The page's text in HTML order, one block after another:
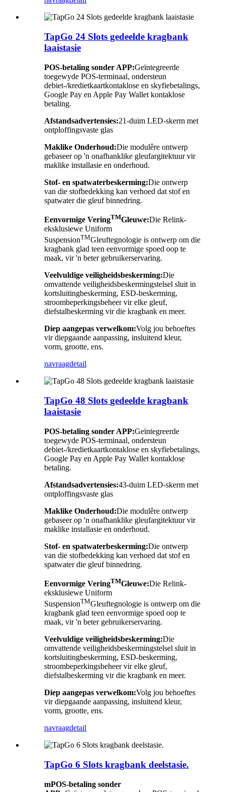
TapGo 24 Slots gedeelde kragbank
laaistasie
POS-betaling sonder APP:Geïntegreerde
toegewyde POS-terminaal, ondersteun
debiet-/kredietkaartkontaklose en skyfiebetalings,
Google Pay en Apple Pay Wallet kontaklose
betaling.
Afstandsadvertensies:21-duim LED-skerm met
ontploffingsvaste glas
Maklike Onderhoud:Die modulêre ontwerp
gebaseer op 'n onafhanklike gleufargitektuur vir
maklike installasie en onderhoud.
Stof- en spatwaterbeskerming:Die ontwerp
van die stofbedekking kan verhoed dat stof en
spatwater die gleuf binnedring.
Eenvormige VeringTMGleuwe:Die Relink-
eksklusiewe Uniform
SuspensionTMGleuftegnologie is ontwerp om die
kragbank glad teen eenvormige spoed oop te
maak, vir 'n beter gebruikerservaring.
Veelvuldige veiligheidsbeskerming:Die
omvattende veiligheidsbeskermingstelsel sluit in
kortsluitingbeskerming, ESD-beskerming,
stroombeperkingsbeheer vir elke gleuf,
diefstalbeskerming vir die kragbank en meer.
Diep aangepas verwelkom:Volg jou behoeftes
vir diepgaande aanpassing, insluitend kleur,
vorm, grootte, ens.
navraagdetail
TapGo 48 Slots gedeelde kragbank
laaistasie
POS-betaling sonder APP:Geïntegreerde
toegewyde POS-terminaal, ondersteun
debiet-/kredietkaartkontaklose en skyfiebetalings,
Google Pay en Apple Pay Wallet kontaklose
betaling.
Afstandsadvertensies:43-duim LED-skerm met
ontploffingsvaste glas
Maklike Onderhoud:Die modulêre ontwerp
gebaseer op 'n onafhanklike gleufargitektuur vir
maklike installasie en onderhoud.
Stof- en spatwaterbeskerming:Die ontwerp
van die stofbedekking kan verhoed dat stof en
spatwater die gleuf binnedring.
Eenvormige VeringTMGleuwe:Die Relink-
eksklusiewe Uniform
SuspensionTMGleuftegnologie is ontwerp om die
kragbank glad teen eenvormige spoed oop te
maak, vir 'n beter gebruikerservaring.
Veelvuldige veiligheidsbeskerming:Die
omvattende veiligheidsbeskermingstelsel sluit in
kortsluitingbeskerming, ESD-beskerming,
stroombeperkingsbeheer vir elke gleuf,
diefstalbeskerming vir die kragbank en meer.
Diep aangepas verwelkom:Volg jou behoeftes
vir diepgaande aanpassing, insluitend kleur,
vorm, grootte, ens.
navraagdetail
TapGo 6 Slots kragbank deelstasie.
mPOS-betaling sonder